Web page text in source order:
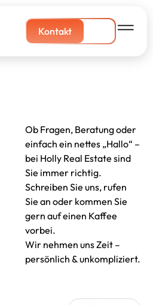
Kontakt
Ob Fragen, Beratung oder
einfach ein nettes „Hallo“ –
bei Holly Real Estate sind
Sie immer richtig.
Schreiben Sie uns, rufen
Sie an oder kommen Sie
gern auf einen Kaffee
vorbei.
Wir nehmen uns Zeit –
persönlich & unkompliziert.